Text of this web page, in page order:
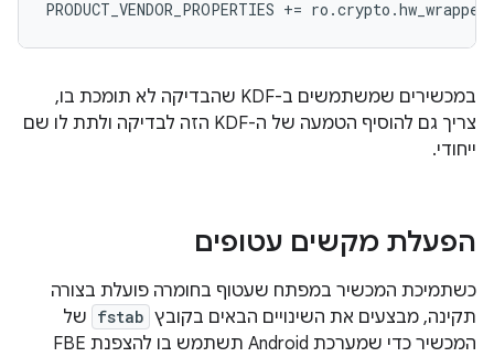
במכשירים שמשתמשים ב-KDF שהבדיקה לא תומכת בו,
צריך גם להוסיף הטמעה של ה-KDF הזה לבדיקה ולתת לו שם
ייחודי.
הפעלת מקשים עטופים
כשתמיכת המכשיר במפתח שעטוף בחומרה פועלת בצורה
תקינה, מבצעים את השינויים הבאים בקובץ fstab של
המכשיר כדי שמערכת Android תשתמש בו להצפנת FBE